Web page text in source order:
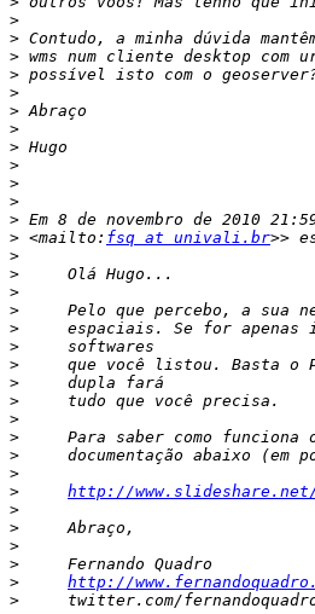
>
>
>
>
>
>
>
>
>
>
>
> Em 8 de novembro de 2010
> <mailto: fsq at univali.br
>
>
>
>
>
>
>
>
>
>
>
>
>
>
http://www.slideshare.net/
>
>
>
>
>
http://
>
twitter.com/